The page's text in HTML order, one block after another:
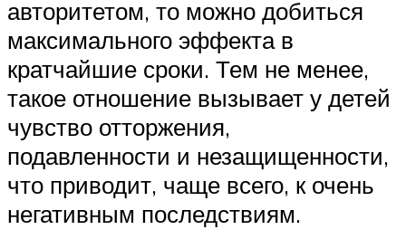
авторитетом, то можно добиться
максимального эффекта в
кратчайшие сроки. Тем не менее,
такое отношение вызывает у детей
чувство отторжения,
подавленности и незащищенности,
что приводит, чаще всего, к очень
негативным последствиям.